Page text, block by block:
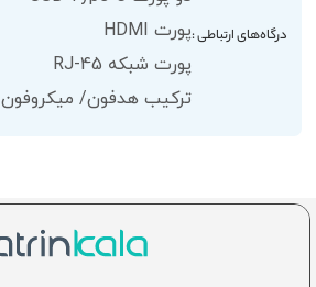
درگاه‌های ارتباطی :پورت HDMI
پورت شبکه RJ-45
ترکیب هدفون/ میکروفون